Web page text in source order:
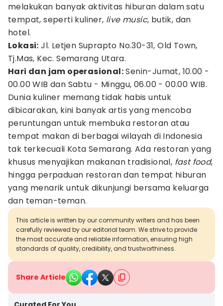
melakukan banyak aktivitas hiburan dalam satu
tempat, seperti kuliner, live music, butik, dan
hotel.
Lokasi: Jl. Letjen Suprapto No.30-31, Old Town,
Tj.Mas, Kec. Semarang Utara.
Hari dan jam operasional:Senin-Jumat, 10.00 -
00.00 WIB dan Sabtu - Minggu, 06.00 - 00.00 WIB.
Dunia kuliner memang tidak habis untuk
dibicarakan, kini banyak artis yang mencoba
peruntungan untuk membuka restoran atau
tempat makan di berbagai wilayah di Indonesia
tak terkecuali Kota Semarang. Ada restoran yang
khusus menyajikan makanan tradisional, fast food,
hingga perpaduan restoran dan tempat hiburan
yang menarik untuk dikunjungi bersama keluarga
dan teman-teman.
This article is written by our community writers and has been
carefully reviewed by our editorial team. We strive to provide
the most accurate and reliable information, ensuring high
standards of quality, credibility, and trustworthiness.
Share Article